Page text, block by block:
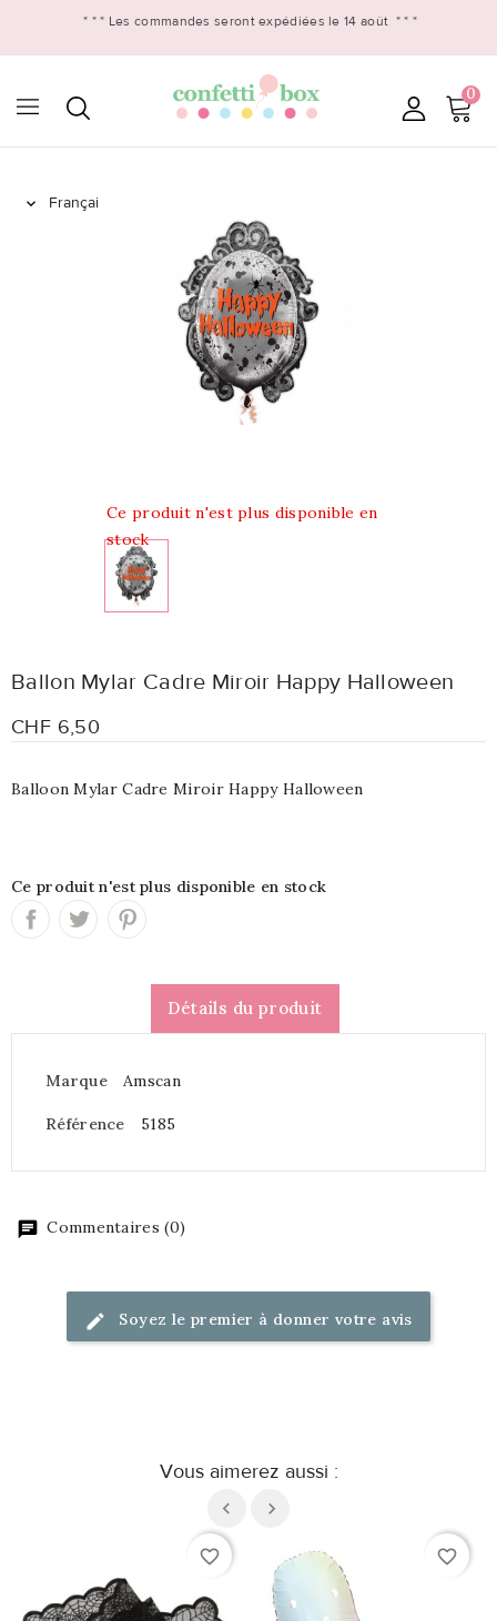
* * * Les commandes seront expédiées le 14 août * * *
0

Ce produit n'est plus disponible en
stock
Ballon Mylar Cadre Miroir Happy Halloween
CHF 6,50
Balloon Mylar Cadre Miroir Happy Halloween
Ce produit n'est plus disponible en stock
Détails du produit
Marque Amscan
Référence 5185
Commentaires (0)
Soyez le premier à donner votre avis
Vous aimerez aussi :
favorite_border favorite_border